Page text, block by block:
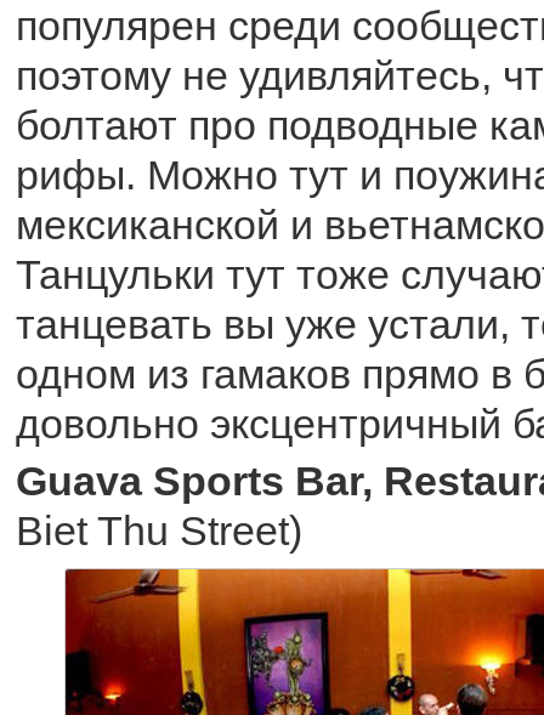
популярен среди
поэтому не удивляйтесь,
болтают про подводные
рифы. Можно тут и
мексиканской и
Танцульки тут тоже
танцевать вы уже устали,
одном из гамаков прямо в
довольно эксцентричный
Guava Sports Bar,
Biet Thu Street)